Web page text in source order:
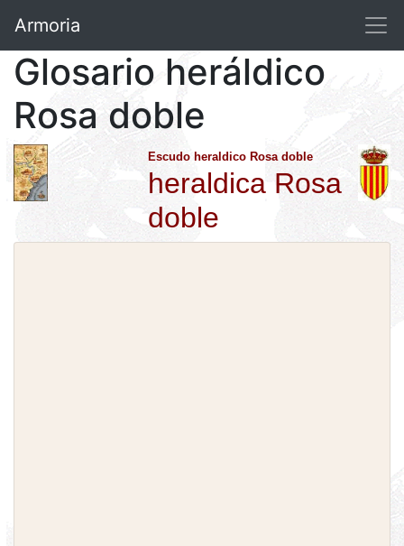
Armoria
Glosario heráldico
Rosa doble
Escudo heraldico Rosa doble
heraldica Rosa
doble